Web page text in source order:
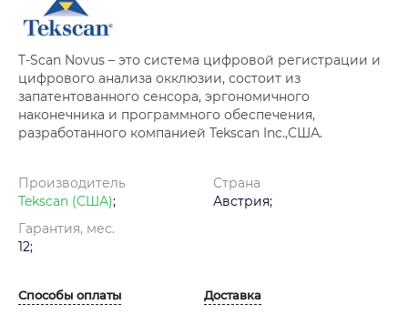
T-Scan Novus – это система цифровой регистрации и
цифрового анализа окклюзии, состоит из
запатентованного сенсора, эргономичного
наконечника и программного обеспечения,
разработанного компанией Tekscan Inc.,США.
Производитель
Tekscan (США);
Страна
Австрия;
Гарантия, мес.
12;
Способы оплаты Доставка